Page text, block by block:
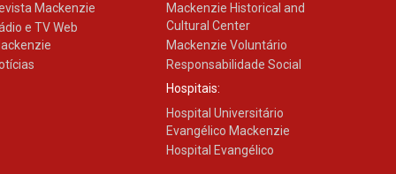
Mackenzie
e TV Web
Mackenzie Historical and
Cultural Center
Mackenzie Voluntário
Responsabilidade Social
Hospitais:
Hospital Universitário
Evangélico Mackenzie
Hospital Evangélico